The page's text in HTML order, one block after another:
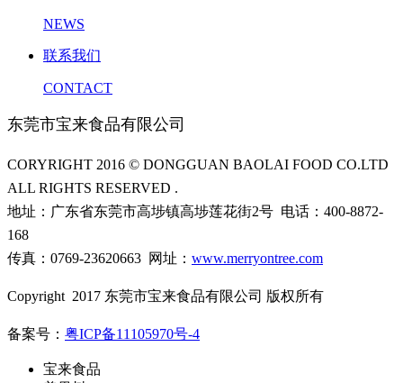
NEWS
联系我们
CONTACT
东莞市宝来食品有限公司
CORYRIGHT 2016 © DONGGUAN BAOLAI FOOD CO.LTD
ALL RIGHTS RESERVED .
地址：广东省东莞市高埗镇高埗莲花街2号 电话：400-8872-
168
传真：0769-23620663 网址： www.merryontree.com
Copyright 2017 东莞市宝来食品有限公司 版权所有
备案号： 粤ICP备11105970号-4
宝来食品